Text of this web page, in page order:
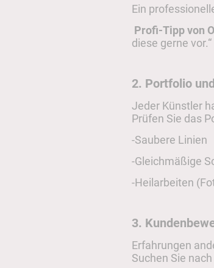
Ein
Profi-Tipp von
diese gerne vor.“
2. Portfolio
Jeder Künstler
Prüfen Sie das
-Saubere Linien
-Gleichmäßige
-Heilarbeiten
3.
Erfahrungen
Suchen Sie